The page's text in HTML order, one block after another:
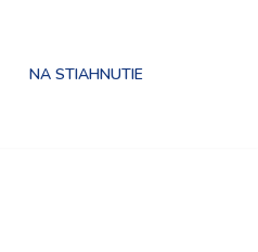
NA STIAHNUTIE